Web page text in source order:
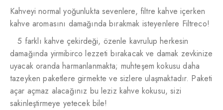
Kahveyi normal yoğunlukta sevenlere, filtre kahve içerken
kahve aromasını damağında bırakmak isteyenlere Filtreco!
5 farklı kahve çekirdeği, özenle kavrulup herkesin
damağında yirmibirco lezzeti bırakacak ve damak zevkinize
uyacak oranda harmanlanmakta; muhteşem kokusu daha
tazeyken paketlere girmekte ve sizlere ulaşmaktadır. Paketi
açar açmaz alacağınız bu leziz kahve kokusu, sizi
sakinleştirmeye yetecek bile!